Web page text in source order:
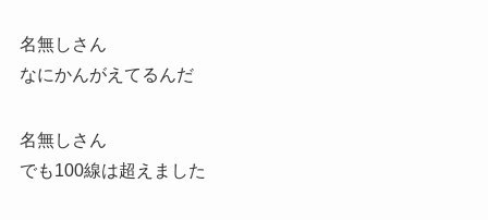
名無しさん
なにかんがえてるんだ
名無しさん
でも100線は超えました